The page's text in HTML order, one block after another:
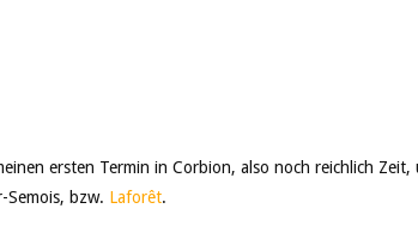
ersten Termin in Corbion, also noch reichlich
Semois, bzw. Laforêt.